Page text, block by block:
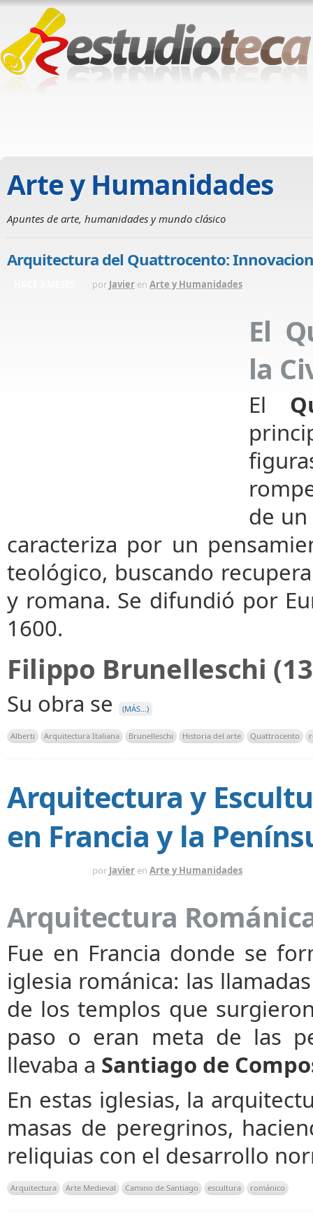
Arte y Humanidades
Apuntes de arte, humanidades y mundo clásico
Arquitectura del Quattrocento:
por Javier en Arte y Humanidades
El
la
El
de
caracteriza por un
teológico, buscando
y romana. Se difundió por
1600.
Filippo Brunelleschi
Su obra se (MÁS…)
Alberti Arquitectura Italiana Brunelleschi Historia del arte Quattrocento
Arquitectura y
en Francia y la
por Javier en Arte y Humanidades
Arquitectura
Fue en Francia donde se
iglesia románica: las
de los templos que
paso o eran meta de las
llevaba a Santiago de
En estas iglesias, la
masas de peregrinos,
reliquias con el desarrollo
Arquitectura Arte Medieval Camino de Santiago escultura románico